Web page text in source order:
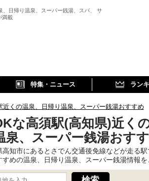
日帰り温泉、スーパー銭湯、スパ、 サ
満載
特集・ニュース ラン
近くの温泉、日帰り温泉、スーパー銭湯おすすめ
な高須駅(高知県)近くの
泉、スーパー銭湯おす
高知市にあるとさでん交通後免線などが走る
めの温泉、日帰り温泉、スーパー銭湯情報を